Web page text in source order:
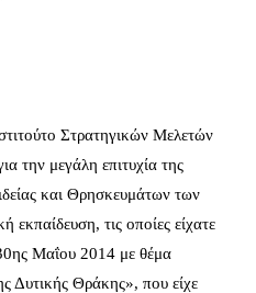
Στρατηγικών Μελετών
την μεγάλη επιτυχία της
και Θρησκευμάτων των
εκπαίδευση, τις οποίες είχατε
Μαΐου 2014 με θέμα
Δυτικής Θράκης», που είχε